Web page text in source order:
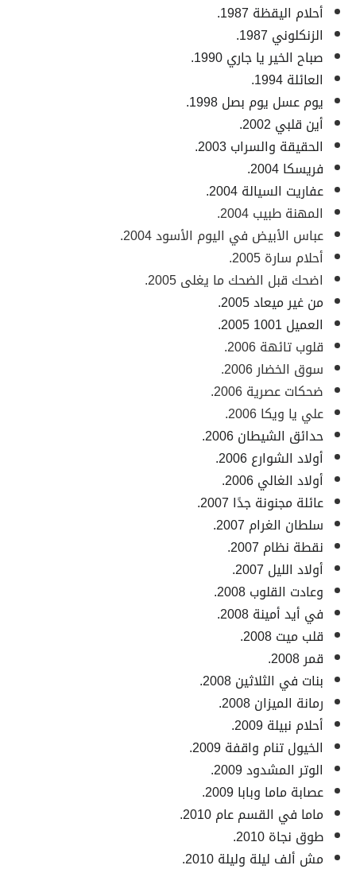
أحلام اليقظة 1987.
الزنكلوني 1987.
صباح الخير يا جاري 1990.
العائلة 1994.
يوم عسل يوم بصل 1998.
أين قلبي 2002.
الحقيقة والسراب 2003.
فريسكا 2004.
عفاريت السيالة 2004.
المهنة طبيب 2004.
عباس الأبيض في اليوم الأسود 2004.
أحلام سارة 2005.
اضحك قبل الضحك ما يغلى 2005.
من غير ميعاد 2005.
العميل 1001 2005.
قلوب تائهة 2006.
سوق الخضار 2006.
ضحكات عصرية 2006.
علي يا ويكا 2006.
حدائق الشيطان 2006.
أولاد الشوارع 2006.
أولاد الغالي 2006.
عائلة مجنونة جدًا 2007.
سلطان الغرام 2007.
نقطة نظام 2007.
أولاد الليل 2007.
وعادت القلوب 2008.
في أيد أمينة 2008.
قلب ميت 2008.
قمر 2008.
بنات في الثلاثين 2008.
رمانة الميزان 2008.
أحلام نبيلة 2009.
الخيول تنام واقفة 2009.
الوتر المشدود 2009.
عصابة ماما وبابا 2009.
ماما في القسم عام 2010.
طوق نجاة 2010.
مش ألف ليلة وليلة 2010.